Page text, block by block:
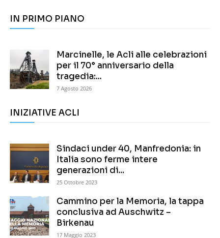
IN PRIMO PIANO
Marcinelle, le Acli alle celebrazioni
per il 70° anniversario della
tragedia:...
7 Agosto 2026
INIZIATIVE ACLI
Sindaci under 40, Manfredonia: in
Italia sono ferme intere
generazioni di...
25 Ottobre 2023
Cammino per la Memoria, la tappa
conclusiva ad Auschwitz –
Birkenau
17 Maggio 2023